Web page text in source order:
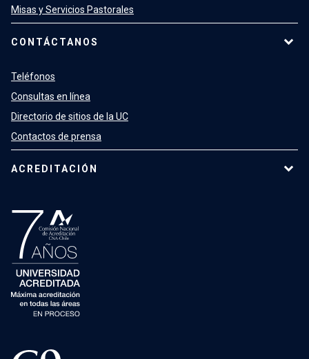
Misas y Servicios Pastorales
CONTÁCTANOS
Teléfonos
Consultas en línea
Directorio de sitios de la UC
Contactos de prensa
ACREDITACIÓN